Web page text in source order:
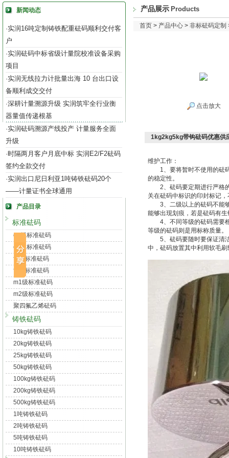
新闻动态
·实润16吨定制铸铁配重砝码顺利交付客
户
·实润砝码中标省级计量院校准设备采购
项目
·实润无线拉力计批量出海 10 台出口设
备顺利成交交付
·深耕计量溯源升级 实润筑牢全行业衡
器量值传递根基
·实润砝码溯源产线投产 计量服务全面
升级
·时隔两月客户月底中标 实润E2/F2砝码
签约全款交付
·实润出口尼日利亚1吨铸铁砝码20个
——计量证书全球通用
产品目录
标准砝码
e1级标准砝码
e2级标准砝码
f1级标准砝码
f2级标准砝码
m1级标准砝码
m2级标准砝码
聚四氟乙烯砝码
铸铁砝码
10kg铸铁砝码
20kg铸铁砝码
25kg铸铁砝码
50kg铸铁砝码
100kg铸铁砝码
200kg铸铁砝码
500kg铸铁砝码
1吨铸铁砝码
2吨铸铁砝码
5吨铸铁砝码
10吨铸铁砝码
产品展示 Products
首页 > 产品中心 > 非标砝码定制
点击放大
1kg2kg5kg带钩砝码优惠供
维护工作：
1、要将暂时不使用的砝码
的稳定性。
2、砝码要定期进行严格的
关在砝码中标识的印封标记
3、二级以上的砝码不能够
能够出现划痕，若是砝码有
4、不同等级的砝码需要根
等级的砝码则是用标称质量。
5、砝码要随时要保证清洁
中，砝码放置其中利用软毛